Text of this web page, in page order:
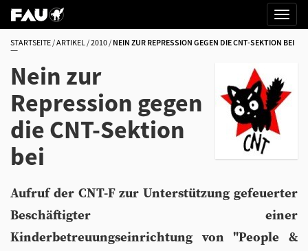
STARTSEITE ARTIKEL 2010 NEIN ZUR REPRESSION GEGEN DIE CNT-SEKTION BEI
Nein zur
Repression gegen
die CNT-Sektion
bei
Aufruf der CNT-F zur Unterstützung gefeuerter
Beschäftigter einer
Kinderbetreuungseinrichtung von "People &